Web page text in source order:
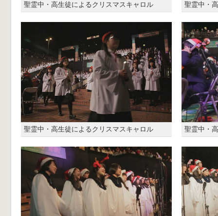
聖霊中・高生徒によるクリスマスキャロル 聖霊中・
聖霊中・高生徒によるクリスマスキャロル 聖霊中・